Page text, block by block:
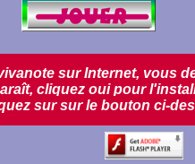
sur Internet, vous
cliquez oui pour
sur sur le bouton ci-